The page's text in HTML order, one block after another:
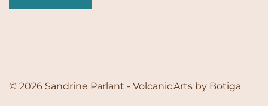
© 2026 Sandrine Parlant - Volcanic'Arts by Botiga